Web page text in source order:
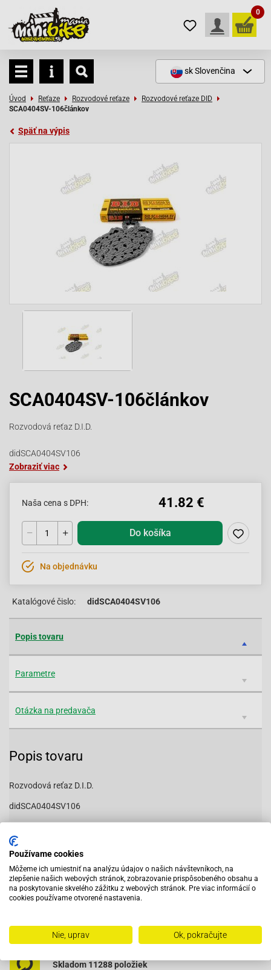
0
skSlovenčina
Úvod Reťaze Rozvodové reťaze
Rozvodové reťaze DID
SCA0404SV-106článkov
Späť na výpis
SCA0404SV-106článkov
Rozvodová reťaz D.I.D.
didSCA0404SV106
Zobraziť viac
Naša cena s DPH: 41.82 €
Do košíka
Na objednávku
Katalógové čislo: didSCA0404SV106
Popis tovaru
Parametre
Otázka na predavača
Popis tovaru
Rozvodová reťaz D.I.D.
didSCA0404SV106
Vybavený servis s odborným vyškoleným personálom
Pri objednaní do 12:00 tovar zajtra u vás
Na trhu od roku 2007
Skladom 11288 položiek
Používame cookies
Môžeme ich umiestniť na analýzu údajov o našich návštevníkoch, na
zlepšenie našich webových stránok, zobrazovanie prispôsobeného obsahu a
na poskytovanie skvelého zážitku z webových stránok. Pre viac informácií o
cookies používame otvorené nastavenia.
Nie, uprav Ok, pokračujte